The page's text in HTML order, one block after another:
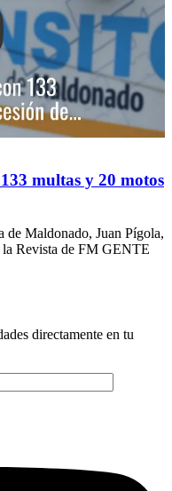
Tránsito incautó vehículo con
multas y 20 motos
de Maldonado, Juan Pígola,
la Revista de FM GENTE
directamente en tu